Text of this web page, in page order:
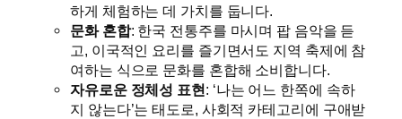
하게 체험하는 데 가치를 둡니다.
문화 혼합: 한국 전통주를 마시며 팝 음악을 듣
고, 이국적인 요리를 즐기면서도 지역 축제에 참
여하는 식으로 문화를 혼합해 소비합니다.
자유로운 정체성 표현: ‘나는 어느 한쪽에 속하
지 않는다’는 태도로, 사회적 카테고리에 구애받